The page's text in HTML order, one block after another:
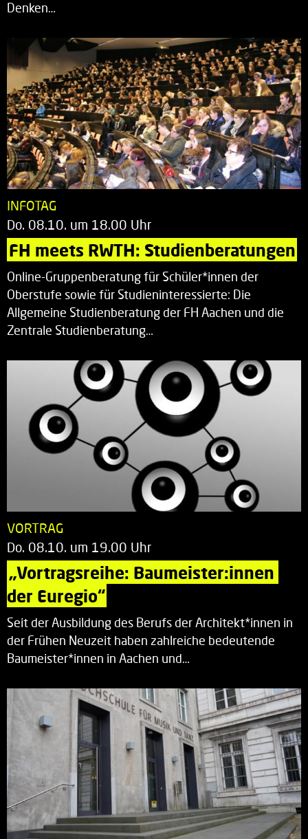
Denken…
INFOTAG
Do. 08.10. um 18.00 Uhr
FH meets RWTH: Studienberatungen
Online-Gruppenberatung für Schüler*innen der
Oberstufe sowie für Studieninteressierte: Die
Allgemeine Studienberatung der FH Aachen und die
Zentrale Studienberatung…
VORTRAG
Do. 08.10. um 19.00 Uhr
„Vortragsreihe: Baumeister:innen
der Euregio“
Seit der Ausbildung des Berufs der Architekt*innen in
der Frühen Neuzeit haben zahlreiche bedeutende
Baumeister*innen in Aachen und…